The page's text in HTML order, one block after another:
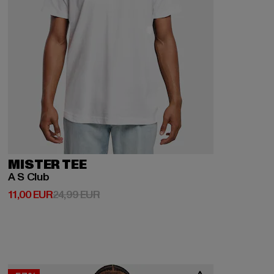
MISTER TEE
A S Club
11,00 EUR
Derzeitiger Preis: 11,00 EUR
24,99 EURAktionspreis: 24,99 EUR